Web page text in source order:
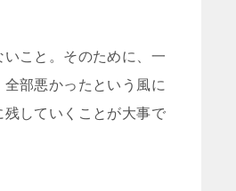
こと。そのために、一
部悪かったという風に
していくことが大事で